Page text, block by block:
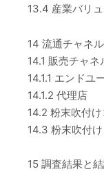
13.4 産業バリ
14 流通チャネ
14.1 販売チャネ
14.1.1 エンドユ
14.1.2 代理店
14.2 粉末吹付
14.3 粉末吹付
15 調査結果と